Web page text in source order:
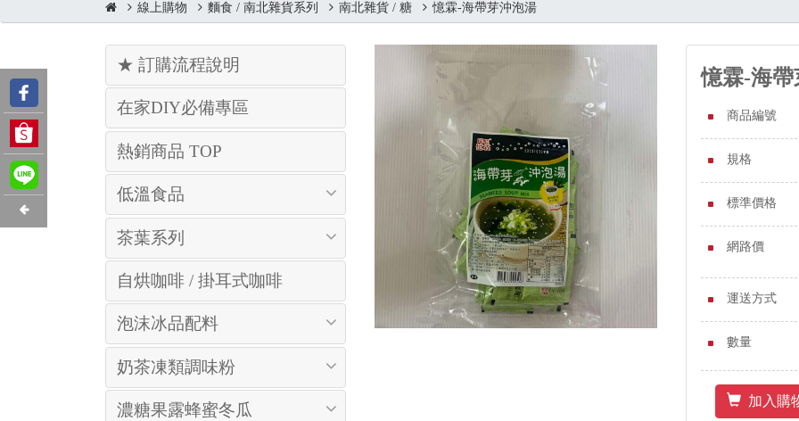
線上購物 麵食 / 南北雜貨系列 南北雜貨 / 糖 憶霖-海帶芽沖泡湯
★ 訂購流程說明
在家DIY必備專區
熱銷商品 TOP
低溫食品
茶葉系列
自烘咖啡 / 掛耳式咖啡
泡沫冰品配料
奶茶凍類調味粉
濃糖果露蜂蜜冬瓜
憶霖-海
商品編號
規格
標準價格
網路價
運送方式
數量
加入購